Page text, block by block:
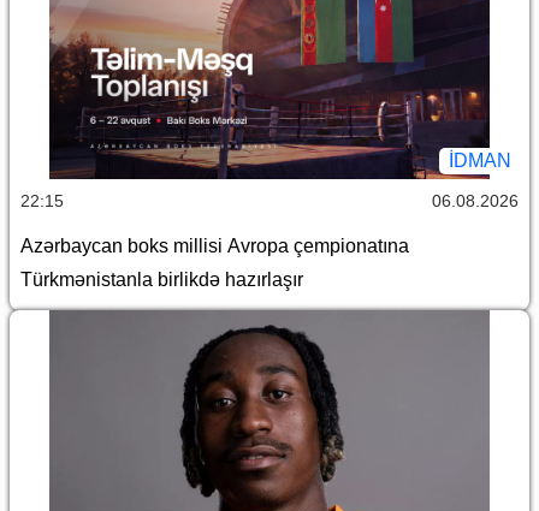
İDMAN
22:15 06.08.2026
Azərbaycan boks millisi Avropa çempionatına
Türkmənistanla birlikdə hazırlaşır